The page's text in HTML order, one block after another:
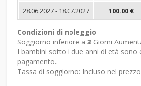
28.06.2027 - 18.07.2027
100.00 €
Condizioni di noleggio
Soggiorno inferiore a 3 Giorni
I bambini sotto i due anni di età sono
pagamento..
Tassa di soggiorno: Incluso nel prezzo.